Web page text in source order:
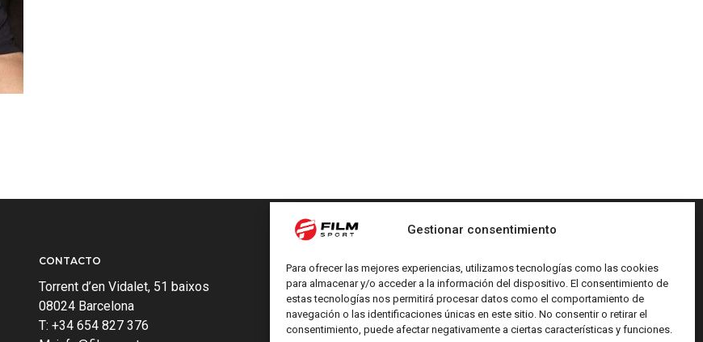
Gestionar consentimiento
Para ofrecer las mejores experiencias, utilizamos tecnologías como las cookies
para almacenar y/o acceder a la información del dispositivo. El consentimiento de
estas tecnologías nos permitirá procesar datos como el comportamiento de
navegación o las identificaciones únicas en este sitio. No consentir o retirar el
consentimiento, puede afectar negativamente a ciertas características y funciones.
CONTACTO
Torrent d’en Vidalet, 51 baixos
08024 Barcelona
T: +34 654 827 376